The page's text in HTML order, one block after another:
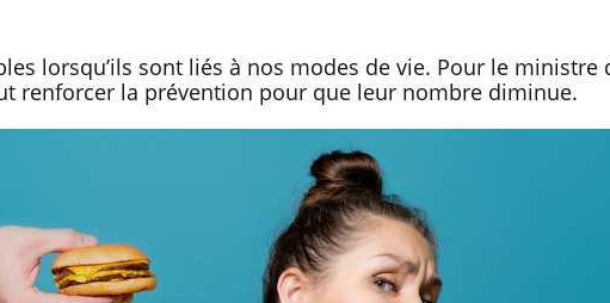
lorsqu’ils sont liés à nos modes de vie. Pour le ministre
renforcer la prévention pour que leur nombre diminue.